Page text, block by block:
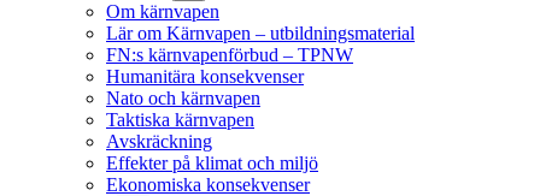
Om kärnvapen
Lär om Kärnvapen – utbildningsmaterial
FN:s kärnvapenförbud – TPNW
Humanitära konsekvenser
Nato och kärnvapen
Taktiska kärnvapen
Avskräckning
Effekter på klimat och miljö
Ekonomiska konsekvenser